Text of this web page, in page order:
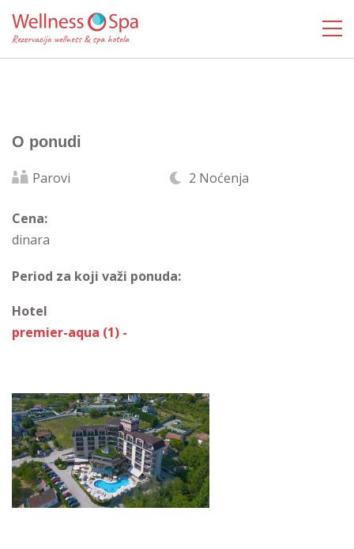
O ponudi
Parovi 2 Noćenja
Cena:
dinara
Period za koji važi ponuda:
Hotel
premier-aqua (1) -